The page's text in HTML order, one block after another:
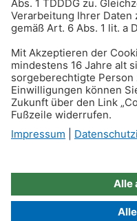
Versicherungs-
Zur Webseite
Versicherungs-
ROLAND Assistance